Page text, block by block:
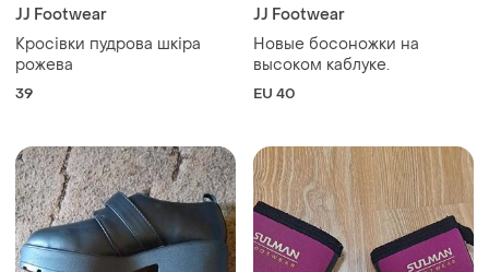
JJ Footwear
Кросівки пудрова шкіра
рожева
39
JJ Footwear
Новые босоножки на
высоком каблуке.
EU 40